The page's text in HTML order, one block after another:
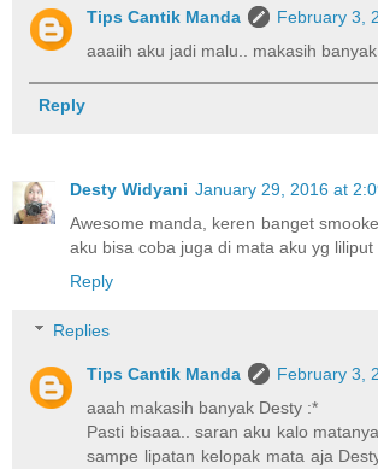
Tips Cantik Manda
February 3,
aaaiih aku jadi malu.. makasih
Reply
Desty Widyani January 29, 2016 at
Awesome manda, keren banget
aku bisa coba juga di mata aku yg liliput
Reply
Replies
Tips Cantik Manda
February 3,
aaah makasih banyak Desty :*
Pasti bisaaa.. saran aku kalo
sampe lipatan kelopak mata aja